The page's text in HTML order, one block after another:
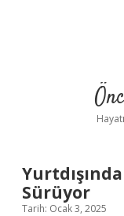
Sürüyor
Tarih: Ocak 3, 2025